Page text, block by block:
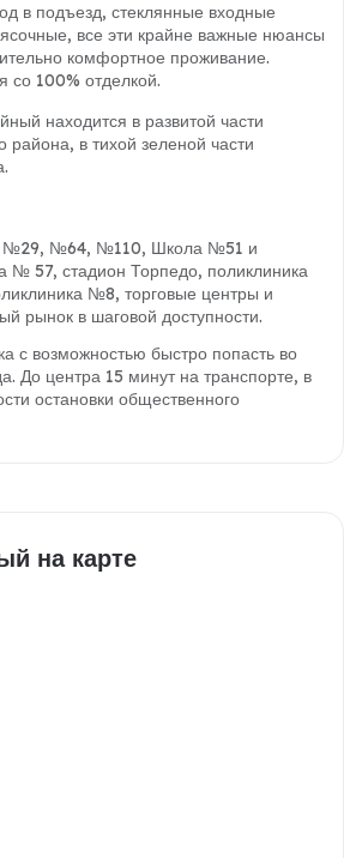
в подъезд, стеклянные входные
все эти крайне важные нюансы
комфортное проживание.
со 100% отделкой.
находится в развитой части
района, в тихой зеленой части
№29, №64, №110, Школа №51 и
№ 57, стадион Торпедо, поликлиника
№8, торговые центры и
рынок в шаговой доступности.
с возможностью быстро попасть во
До центра 15 минут на транспорте, в
остановки общественного
на карте